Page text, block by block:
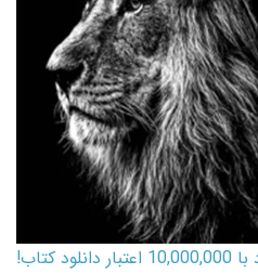
کارت اعتباری کتاب دانلود با 10,000,000 اعتبار دانلود کتاب!